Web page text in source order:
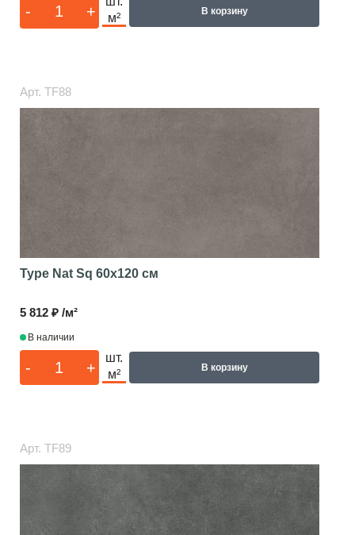
- +
м²
В корзину
Арт. TF88
Type Nat Sq 60x120 см
5 812 ₽ /м²
В наличии
- +
шт.
м²
В корзину
Арт. TF89